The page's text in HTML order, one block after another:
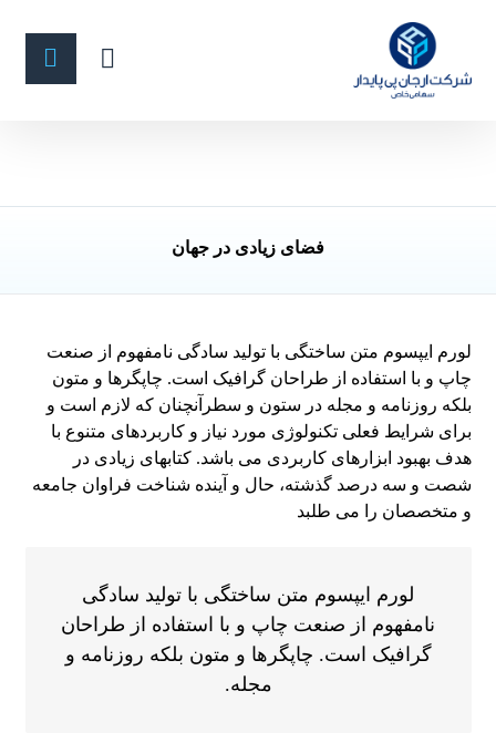
فضای زیادی در جهان
لورم ایپسوم متن ساختگی با تولید سادگی نامفهوم از صنعت
چاپ و با استفاده از طراحان گرافیک است. چاپگرها و متون
بلکه روزنامه و مجله در ستون و سطرآنچنان که لازم است و
برای شرایط فعلی تکنولوژی مورد نیاز و کاربردهای متنوع با
هدف بهبود ابزارهای کاربردی می باشد. کتابهای زیادی در
شصت و سه درصد گذشته، حال و آینده شناخت فراوان جامعه
و متخصصان را می طلبد
لورم ایپسوم متن ساختگی با تولید سادگی
نامفهوم از صنعت چاپ و با استفاده از طراحان
گرافیک است. چاپگرها و متون بلکه روزنامه و
مجله.